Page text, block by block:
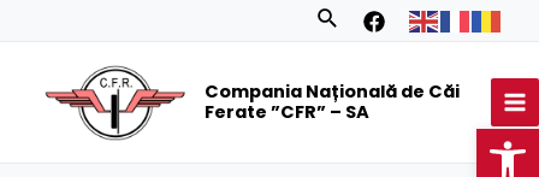
Search
Compania Națională de Căi
Ferate ”CFR” – SA